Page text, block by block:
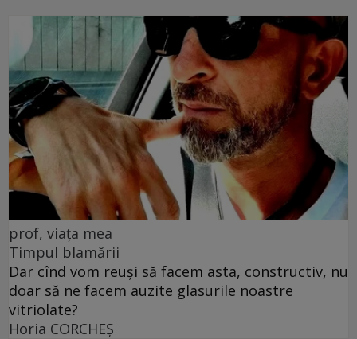
prof, viața mea
Timpul blamării
Dar cînd vom reuși să facem asta, constructiv, nu
doar să ne facem auzite glasurile noastre
vitriolate?
Horia CORCHEŞ